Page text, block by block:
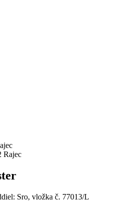
Rajec
Sro, vložka č. 77013/L